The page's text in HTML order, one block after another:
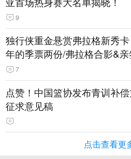
9
独行侠重金悬赏弗拉格新秀
年的季票两份/弗拉格合影&
7
点赞！中国篮协发布青训补
征求意见稿
点击查看更